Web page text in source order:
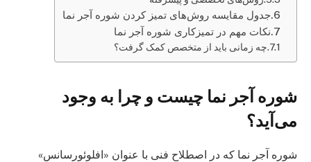
جدول مقایسه روش‌های تمیز کردن شوره آجر نما
نکات مهم در تمیزکاری شوره آجر نما
چه زمانی باید از متخصص کمک گرفت؟
شوره آجر نما چیست و چرا به وجود
می‌آید؟
شوره آجر نما که در اصطلاح فنی با عنوان «افلوئورسانس»